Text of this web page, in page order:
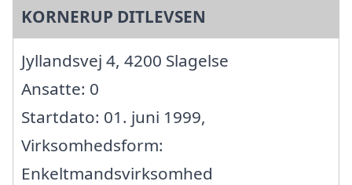
KORNERUP DITLEVSEN
Jyllandsvej 4, 4200 Slagelse
Ansatte: 0
Startdato: 01. juni 1999,
Virksomhedsform:
Enkeltmandsvirksomhed